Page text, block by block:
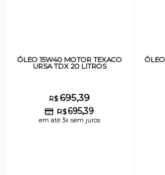
ÓLEO 15W40 MOTOR TEXACO
URSA TDX 20 LITROS
R$695,39
R$695,39
em até 3x sem juros